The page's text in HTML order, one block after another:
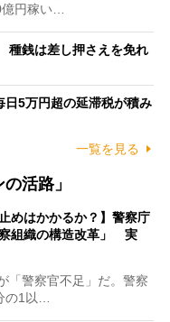
円稼い…
種銭は差し押さえを免れ
5万円超の延滞税が積み
一覧を見る
活路」
めはかかるか？】警察庁
組織の構造改革」 実
「警察官不足」だ。警察
の1以…